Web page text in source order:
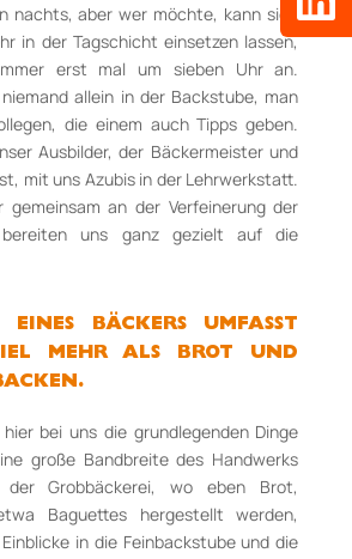
nachts, aber wer möchte, kann sich
in der Tagschicht einsetzen lassen,
erst mal um sieben Uhr an.
allein in der Backstube, man
die einem auch Tipps geben.
Ausbilder, der Bäckermeister und
mit uns Azubis in der Lehrwerkstatt.
gemeinsam an der Verfeinerung der
bereiten uns ganz gezielt auf die
BÄCKERS UMFASST
MEHR ALS BROT UND
bei uns die grundlegenden Dinge
große Bandbreite des Handwerks
der Grobbäckerei, wo eben Brot,
Baguettes hergestellt werden,
in die Feinbackstube und die